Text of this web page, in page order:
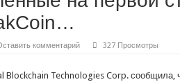
комментарий 327 Просмотры
Blockchain Technologies Corp. сообщила,